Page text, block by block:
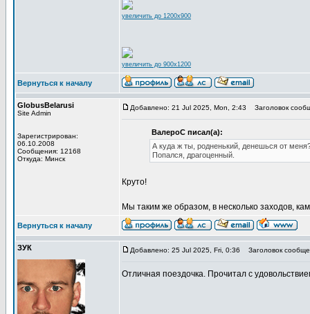
увеличить до 1200x900
увеличить до 900x1200
Вернуться к началу
GlobusBelarusi
Site Admin
Зарегистрирован:
06.10.2008
Сообщения: 12168
Откуда: Минск
Добавлено: 21 Jul 2025, Mon, 2:43 Заголовок
ВалероС писал(а):
А куда ж ты, родненький, денешься от
Попался, драгоценный.
Круто!
Мы таким же образом, в несколько заходов,
Вернуться к началу
ЗУК Добавлено: 25 Jul 2025, Fri, 0:36 Заголовок
Отличная поездочка. Прочитал с